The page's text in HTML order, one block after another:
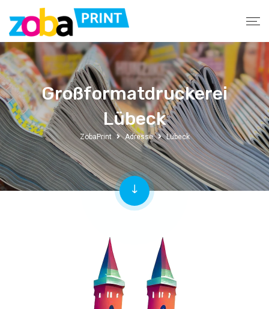
Großformatdruckerei
Lübeck
ZobaPrint Adresse Lübeck